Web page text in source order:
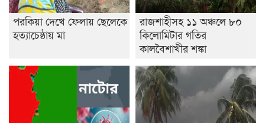
পরকিয়া দেখে ফেলায় ছেলেকে
হত্যাচেষ্ঠায় মা
রাজশাহীসহ ১১ অঞ্চলে ৮০
কিলোমিটার গতির
কালবৈশাখীর শঙ্কা